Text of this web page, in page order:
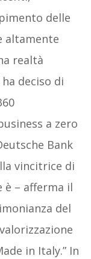
delle
altamente
realtà
deciso di
a zero
Bank
vincitrice di
– afferma il
del
in Italy.” In